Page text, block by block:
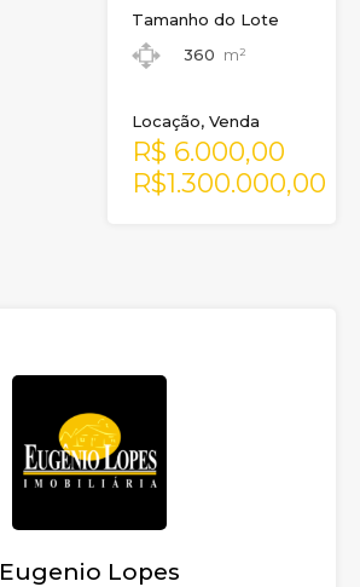
Tamanho do Lote
360 m²
Locação, Venda
R$ 6.000,00
R$1.300.000,00
Eugenio Lopes